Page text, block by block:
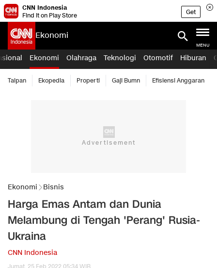
CNN Indonesia
Find it on Play Store
Get
Ekonomi
MENU
Ekonomi Olahraga Teknologi Otomotif Hiburan
Taipan Ekopedia Properti Gaji Bumn Efisiensi Anggaran
Ekonomi Bisnis
Harga Emas Antam dan Dunia
Melambung di Tengah 'Perang' Rusia-
Ukraina
CNN Indonesia
Jumat, 25 Feb 2022 05:34 WIB